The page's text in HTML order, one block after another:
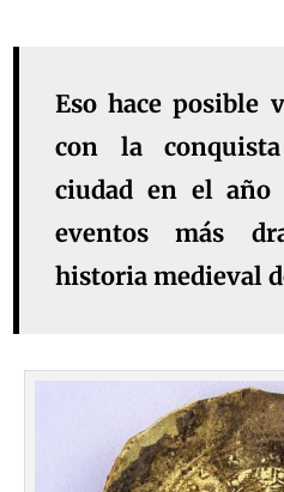
Eso hace posible
con la
ciudad en el año
eventos más
historia medieval